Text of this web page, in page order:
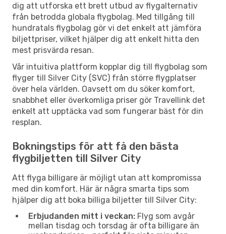
dig att utforska ett brett utbud av flygalternativ
från betrodda globala flygbolag. Med tillgång till
hundratals flygbolag gör vi det enkelt att jämföra
biljettpriser, vilket hjälper dig att enkelt hitta den
mest prisvärda resan.
Vår intuitiva plattform kopplar dig till flygbolag som
flyger till Silver City (SVC) från större flygplatser
över hela världen. Oavsett om du söker komfort,
snabbhet eller överkomliga priser gör Travellink det
enkelt att upptäcka vad som fungerar bäst för din
resplan.
Bokningstips för att få den bästa
flygbiljetten till Silver City
Att flyga billigare är möjligt utan att kompromissa
med din komfort. Här är några smarta tips som
hjälper dig att boka billiga biljetter till Silver City:
Erbjudanden mitt i veckan: Flyg som avgår
mellan tisdag och torsdag är ofta billigare än